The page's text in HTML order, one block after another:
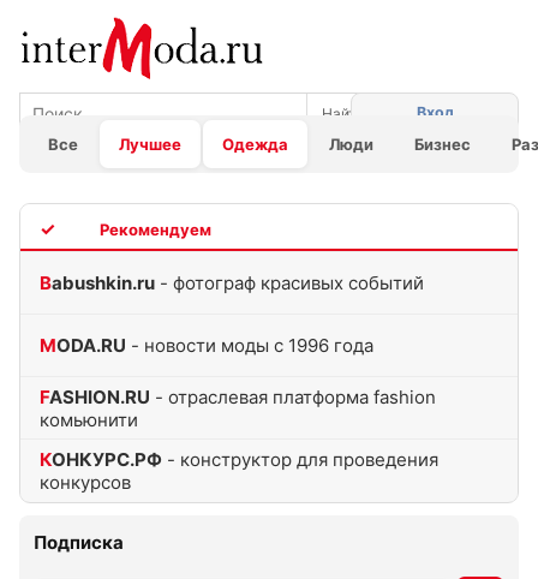
Все Лучшее Одежда Люди Бизнес
Вход
Babushkin.ru - фотограф красивых событий
MODA.RU - новости моды с 1996 года
FASHION.RU - отраслевая платформа fashion
комьюнити
КОНКУРС.РФ - конструктор для проведения
конкурсов
Подписка